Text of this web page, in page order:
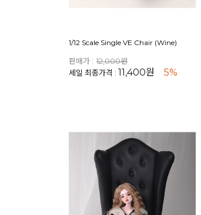
1/12 Scale Single VE Chair (Wine)
판매가 : 12,000원
세일 최종가격 : 11,400원 5%